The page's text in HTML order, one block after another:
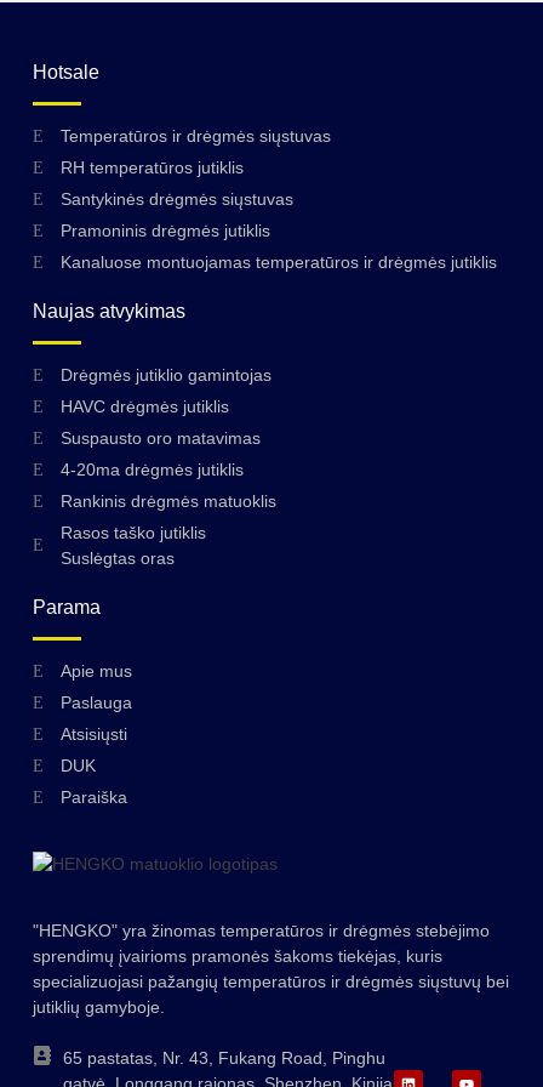
Hotsale
Temperatūros ir drėgmės siųstuvas
RH temperatūros jutiklis
Santykinės drėgmės siųstuvas
Pramoninis drėgmės jutiklis
Kanaluose montuojamas temperatūros ir drėgmės jutiklis
Naujas atvykimas
Drėgmės jutiklio gamintojas
HAVC drėgmės jutiklis
Suspausto oro matavimas
4-20ma drėgmės jutiklis
Rankinis drėgmės matuoklis
Rasos taško jutiklis
Suslėgtas oras
Parama
Apie mus
Paslauga
Atsisiųsti
DUK
Paraiška
"HENGKO" yra žinomas temperatūros ir drėgmės stebėjimo
sprendimų įvairioms pramonės šakoms tiekėjas, kuris
specializuojasi pažangių temperatūros ir drėgmės siųstuvų bei
jutiklių gamyboje.
65 pastatas, Nr. 43, Fukang Road, Pinghu
gatvė, Longgang rajonas, Shenzhen, Kinija
Japanese
Romanian
Polish